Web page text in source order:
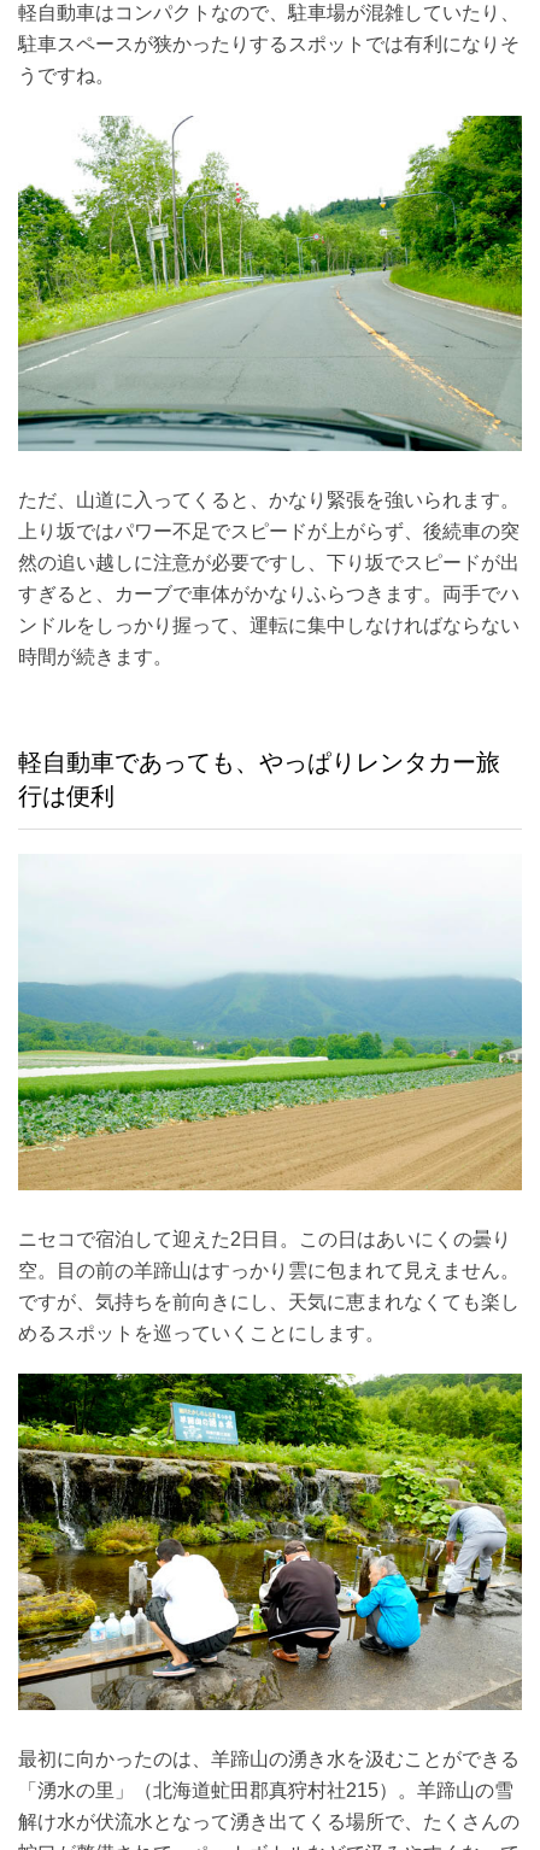
軽自動車はコンパクトなので、駐車場が混雑していたり、
駐車スペースが狭かったりするスポットでは有利になりそ
うですね。
ただ、山道に入ってくると、かなり緊張を強いられます。
上り坂ではパワー不足でスピードが上がらず、後続車の突
然の追い越しに注意が必要ですし、下り坂でスピードが出
すぎると、カーブで車体がかなりふらつきます。両手でハ
ンドルをしっかり握って、運転に集中しなければならない
時間が続きます。
軽自動車であっても、やっぱりレンタカー旅
行は便利
ニセコで宿泊して迎えた2日目。この日はあいにくの曇り
空。目の前の羊蹄山はすっかり雲に包まれて見えません。
ですが、気持ちを前向きにし、天気に恵まれなくても楽し
めるスポットを巡っていくことにします。
最初に向かったのは、羊蹄山の湧き水を汲むことができる
「湧水の里」（北海道虻田郡真狩村社215）。羊蹄山の雪
解け水が伏流水となって湧き出てくる場所で、たくさんの